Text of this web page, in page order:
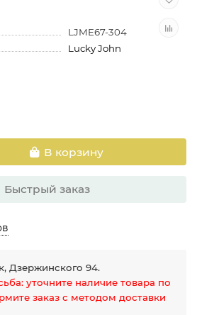
LJME67-304
Lucky John
В корзину
Быстрый заказ
Дзержинского 94.
уточните наличие товара по
заказ с методом доставки